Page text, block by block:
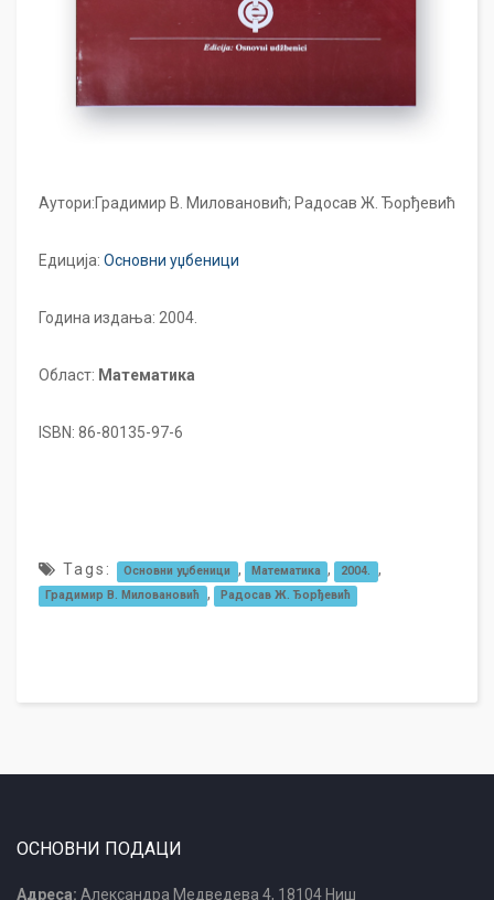
Аутори:Градимир В. Миловановић; Радосав Ж. Ђорђевић
Едиција: Основни уџбеници
Година издања: 2004.
Област: Математика
ISBN: 86-80135-97-6
Tags: Основни уџбеници , Математика , 2004. ,
Градимир В. Миловановић , Радосав Ж. Ђорђевић
ОСНОВНИ ПОДАЦИ
Адреса: Александра Медведева 4, 18104 Ниш